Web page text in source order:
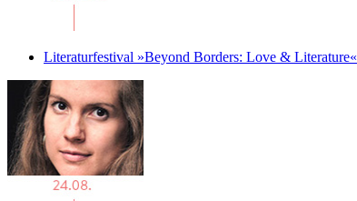
Literaturfestival »Beyond Borders: Love & Literature«